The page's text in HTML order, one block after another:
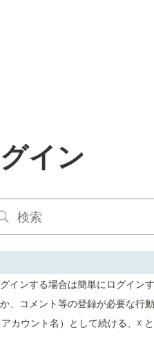
イン
インする場合は簡単にログイン
コメント等の登録が必要な行
カウント名）として続ける、☓